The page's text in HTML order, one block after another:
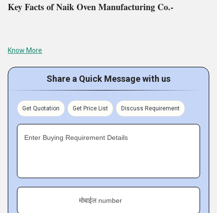
Key Facts of Naik Oven Manufacturing Co.-
Know More
Share a Quick Message with us
Get Quotation Get Price List Discuss Requirement
Enter Buying Requirement Details
मोबाईल number